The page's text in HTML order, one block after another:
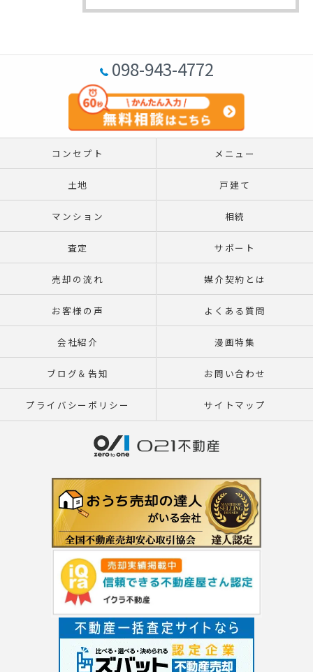
098-943-4772
コンセプト メニュー
土地 戸建て
マンション 相続
査定 サポート
売却の流れ 媒介契約とは
お客様の声 よくある質問
会社紹介 漫画特集
ブログ＆告知 お問い合わせ
プライバシーポリシー サイトマップ